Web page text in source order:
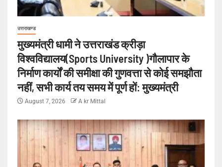
उत्तराखण्ड
मुख्यमंत्री धामी ने उत्तराखंड क्रीड़ा
विश्वविद्यालय(Sports University )गौलापार के
निर्माण कार्यों की समीक्षा की गुणवत्ता से कोई समझौता
नहीं, सभी कार्य तय समय में पूर्ण हों: मुख्यमंत्री
August 7, 2026 A kr Mittal